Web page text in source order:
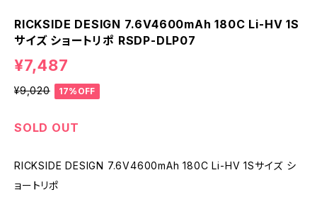
RICKSIDE DESIGN 7.6V4600mAh 180C Li-HV 1S
サイズ ショートリポ RSDP-DLP07
¥7,487
¥9,020 17%OFF
SOLD OUT
RICKSIDE DESIGN 7.6V4600mAh 180C Li-HV 1Sサイズ シ
ョートリポ